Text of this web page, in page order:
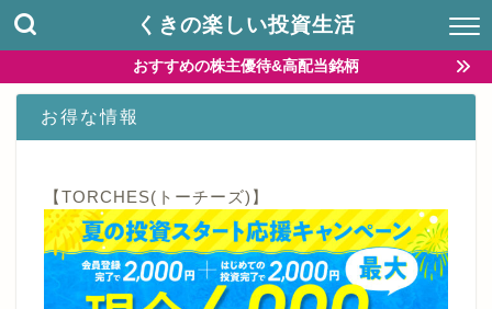
くきの楽しい投資生活
おすすめの株主優待&高配当銘柄
お得な情報
【TORCHES(トーチーズ)】